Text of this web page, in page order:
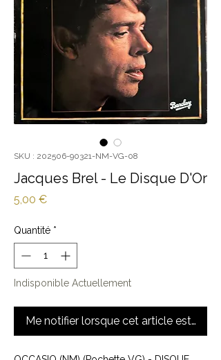
SKU : 202506-90321-NM-VG-08
Jacques Brel - Le Disque D'Or
5,00 €Prix
Quantité *
Indisponible Actuellement
Me notifier lorsque cet article est